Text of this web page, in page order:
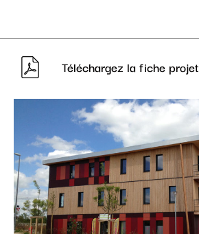
Téléchargez la fiche projet